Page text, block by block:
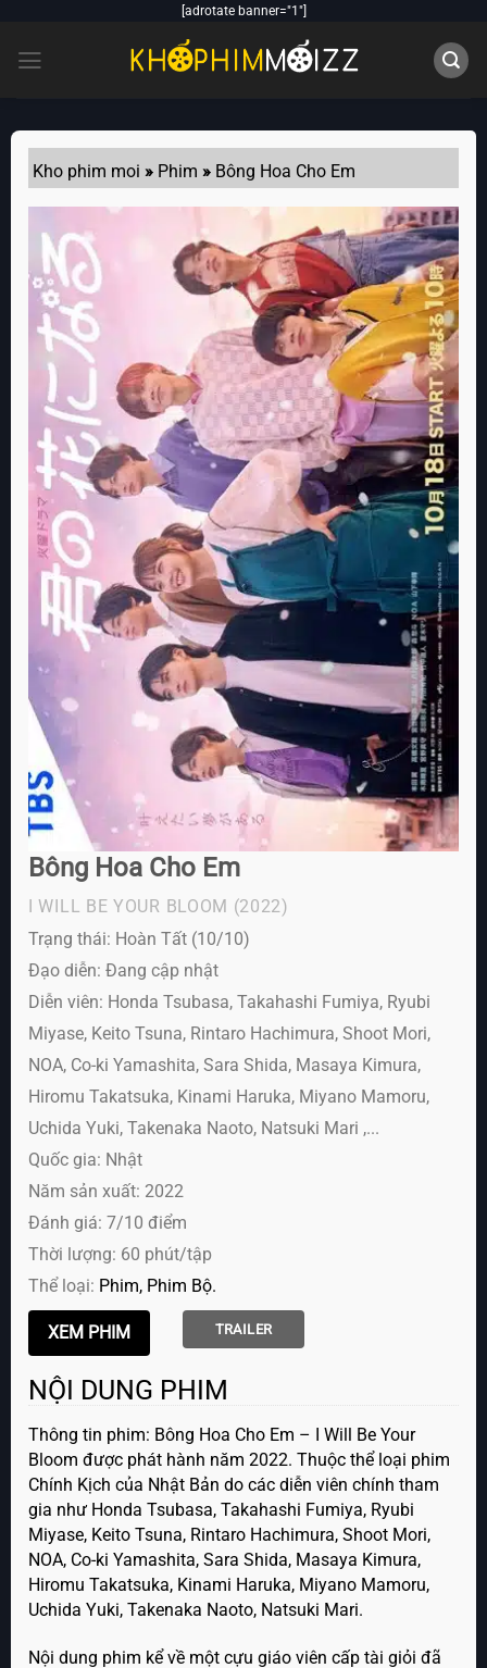
content
[adrotate banner="1"]
Kho phim moi » Phim » Bông Hoa Cho Em
Bông Hoa Cho Em
I WILL BE YOUR BLOOM (2022)
Trạng thái: Hoàn Tất (10/10)
Đạo diễn: Đang cập nhật
Diễn viên: Honda Tsubasa, Takahashi Fumiya, Ryubi
Miyase, Keito Tsuna, Rintaro Hachimura, Shoot Mori,
NOA, Co-ki Yamashita, Sara Shida, Masaya Kimura,
Hiromu Takatsuka, Kinami Haruka, Miyano Mamoru,
Uchida Yuki, Takenaka Naoto, Natsuki Mari ,...
Quốc gia: Nhật
Năm sản xuất: 2022
Đánh giá: 7/10 điểm
Thời lượng: 60 phút/tập
Thể loại: Phim Phim Bộ
TRAILER
NỘI DUNG PHIM
Thông tin phim: Bông Hoa Cho Em – I Will Be Your
Bloom được phát hành năm 2022. Thuộc thể loại phim
Chính Kịch của Nhật Bản do các diễn viên chính tham
gia như Honda Tsubasa, Takahashi Fumiya, Ryubi
Miyase, Keito Tsuna, Rintaro Hachimura, Shoot Mori,
NOA, Co-ki Yamashita, Sara Shida, Masaya Kimura,
Hiromu Takatsuka, Kinami Haruka, Miyano Mamoru,
Uchida Yuki, Takenaka Naoto, Natsuki Mari.
Nội dung phim kể về một cựu giáo viên cấp tài giỏi đã